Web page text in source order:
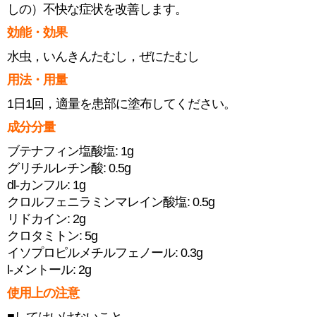
しの）不快な症状を改善します。
効能・効果
水虫，いんきんたむし，ぜにたむし
用法・用量
1日1回，適量を患部に塗布してください。
成分分量
ブテナフィン塩酸塩: 1g
グリチルレチン酸: 0.5g
dl-カンフル: 1g
クロルフェニラミンマレイン酸塩: 0.5g
リドカイン: 2g
クロタミトン: 5g
イソプロピルメチルフェノール: 0.3g
l-メントール: 2g
使用上の注意